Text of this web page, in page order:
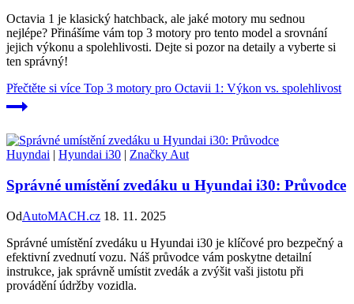
Octavia 1 je klasický hatchback, ale jaké motory mu sednou
nejlépe? Přinášíme vám top 3 motory pro tento model a srovnání
jejich výkonu a spolehlivosti. Dejte si pozor na detaily a vyberte si
ten správný!
Přečtěte si více Top 3 motory pro Octavii 1: Výkon vs. spolehlivost
Huyndai | Hyundai i30 | Značky Aut
Správné umístění zvedáku u Hyundai i30: Průvodce
OdAutoMACH.cz 18. 11. 2025
Správné umístění zvedáku u Hyundai i30 je klíčové pro bezpečný a
efektivní zvednutí vozu. Náš průvodce vám poskytne detailní
instrukce, jak správně umístit zvedák a zvýšit vaši jistotu při
provádění údržby vozidla.